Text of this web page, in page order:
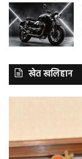
खेत खलिहान